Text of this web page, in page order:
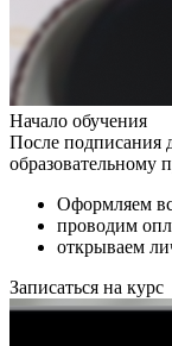
Начало обучения
После подписания
образовательному
Оформляем
проводим
открываем
Записаться на курс